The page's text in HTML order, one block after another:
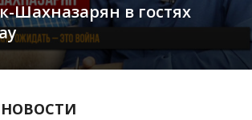
Шахназарян в гостях